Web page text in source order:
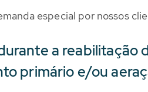
especial por nossos
a reabilitação
primário e/ou